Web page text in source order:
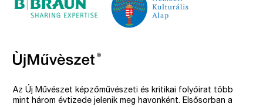
Az Új Művészet képzőművészeti és kritikai folyóirat több
mint három évtizede jelenik meg havonként. Elsősorban a